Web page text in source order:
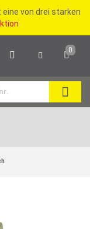
von drei starken
0